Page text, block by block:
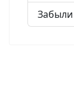
Забыли